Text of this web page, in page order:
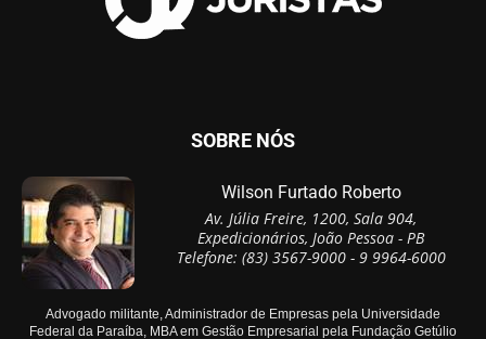
SOBRE NÓS
Wilson Furtado Roberto
Av. Júlia Freire, 1200, Sala 904,
Expedicionários, João Pessoa - PB
Telefone: (83) 3567-9000 - 9 9964-6000
Advogado militante, Administrador de Empresas pela Universidade
Federal da Paraíba, MBA em Gestão Empresarial pela Fundação Getúlio